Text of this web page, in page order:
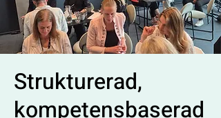
Strukturerad,
kompetensbaserad